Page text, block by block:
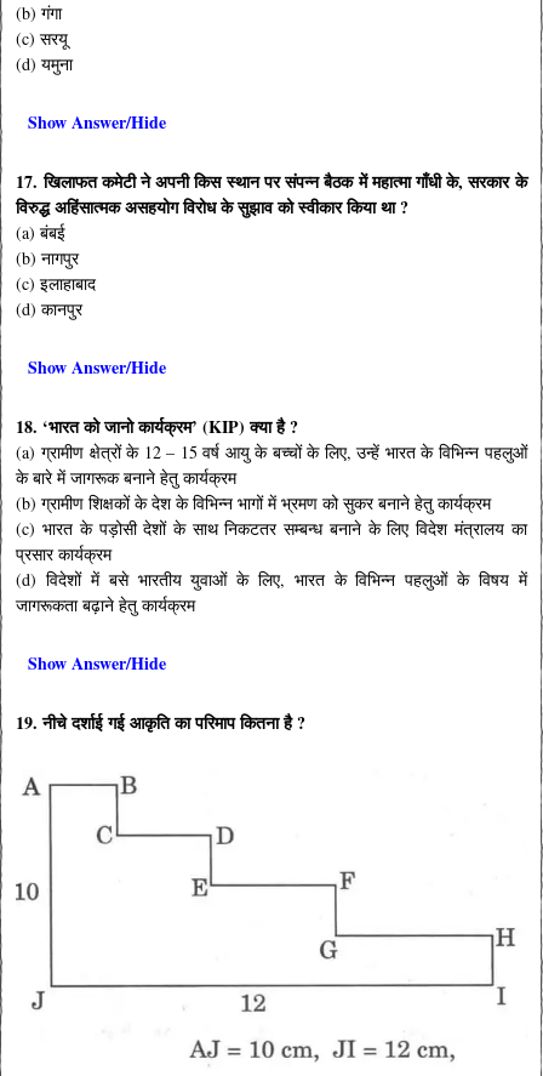
(b) गंगा
(c) सरयू
(d) यमुना
Show Answer/Hide
17. खिलाफत कमेटी ने अपनी किस स्थान पर संपन्न बैठक में महात्मा गाँधी के, सरकार के
विरुद्ध अहिंसात्मक असहयोग विरोध के सुझाव को स्वीकार किया था ?
(a) बंबई
(b) नागपुर
(c) इलाहाबाद
(d) कानपुर
Show Answer/Hide
18. ‘भारत को जानो कार्यक्रम’ (KIP) क्या है ?
(a) ग्रामीण क्षेत्रों के 12 – 15 वर्ष आयु के बच्चों के लिए, उन्हें भारत के विभिन्न पहलुओं
के बारे में जागरूक बनाने हेतु कार्यक्रम
(b) ग्रामीण शिक्षकों के देश के विभिन्न भागों में भ्रमण को सुकर बनाने हेतु कार्यक्रम
(c) भारत के पड़ोसी देशों के साथ निकटतर सम्बन्ध बनाने के लिए विदेश मंत्रालय का
प्रसार कार्यक्रम
(d) विदेशों में बसे भारतीय युवाओं के लिए, भारत के विभिन्न पहलुओं के विषय में
जागरूकता बढ़ाने हेतु कार्यक्रम
Show Answer/Hide
19. नीचे दर्शाई गई आकृति का परिमाप कितना है ?